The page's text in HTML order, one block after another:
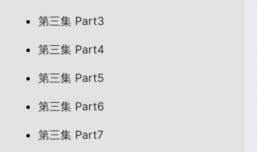
第三集 Part3
第三集 Part4
第三集 Part5
第三集 Part6
第三集 Part7